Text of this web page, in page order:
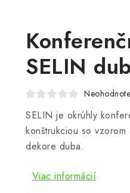
SELIN
SELIN je okrúhly
konštrukciou so
dekore duba.
Viac informácií